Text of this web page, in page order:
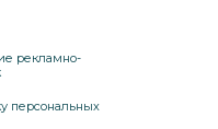
рекламно-
персональных